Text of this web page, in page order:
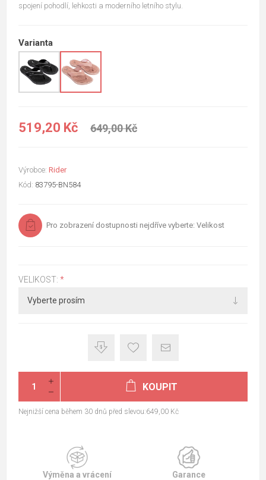
spojení pohodlí, lehkosti a moderního letního stylu.
Varianta
519,20 Kč 649,00 Kč
Výrobce: Rider
Kód: 83795-BN584
Pro zobrazení dostupnosti nejdříve vyberte: Velikost
VELIKOST: *
KOUPIT
Nejnižší cena během 30 dnů před slevou:649,00 Kč
Výměna a vrácení
Garance